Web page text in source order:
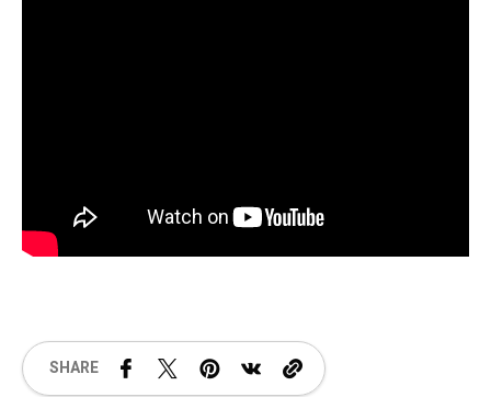
SHARE